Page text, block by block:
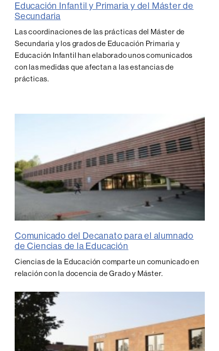
Educación Infantil y Primaria y del Máster de
Secundaria
Las coordinaciones de las prácticas del Máster de
Secundaria y los grados de Educación Primaria y
Educación Infantil han elaborado unos comunicados
con las medidas que afectan a las estancias de
prácticas.
Comunicado del Decanato para el alumnado
de Ciencias de la Educación
Ciencias de la Educación comparte un comunicado en
relación con la docencia de Grado y Máster.